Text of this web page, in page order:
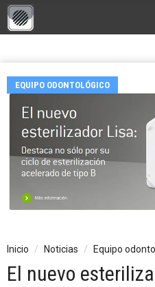
EQUIPO ODONTOLÓGICO
Inicio Noticias Equipo
El nuevo